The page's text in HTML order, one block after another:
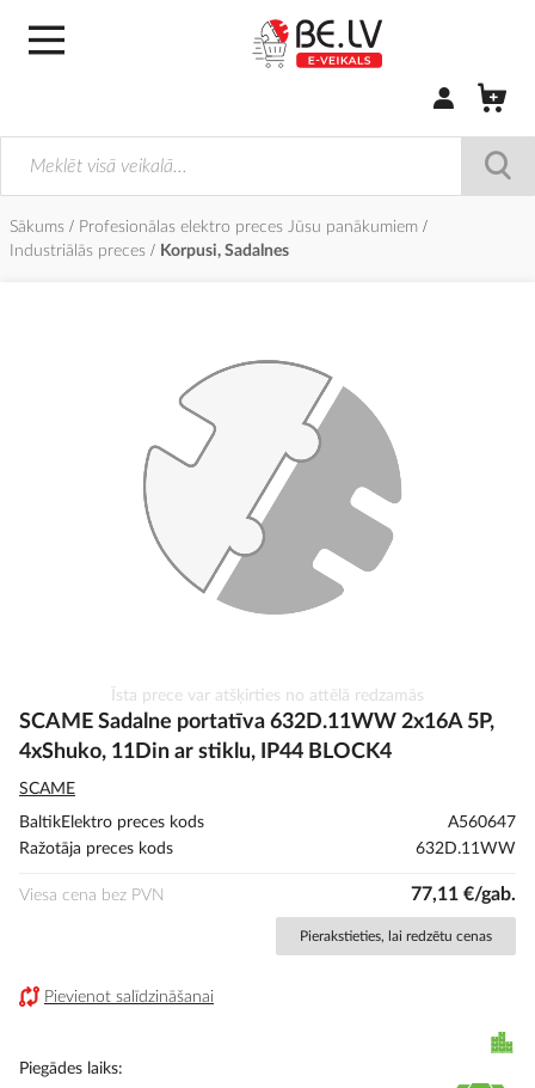
Pierakstīties/
Sākums
Profesionālas elektro preces Jūsu panākumiem
Industriālās preces
Korpusi, Sadalnes
uz
galerijas
Īsta prece var atšķirties no attēlā redzamās
SCAME Sadalne portatīva 632D.11WW 2x16A 5P,
4xShuko, 11Din ar stiklu, IP44 BLOCK4
SCAME
BaltikElektro preces kods
A560647
Ražotāja preces kods
632D.11WW
Viesa cena bez PVN 77,11 €/gab.
Pierakstieties, lai redzētu cenas
Pievienot salīdzināšanai
Piegādes laiks